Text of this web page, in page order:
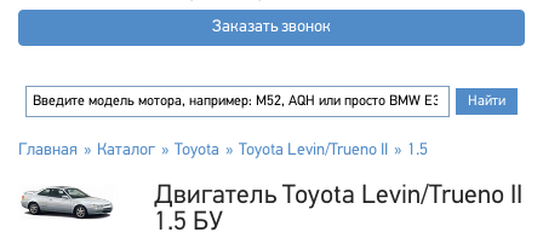
Заказать звонок
Главная Каталог Toyota Toyota Levin/Trueno II 1.5
Двигатель Toyota Levin/Trueno II
1.5 БУ